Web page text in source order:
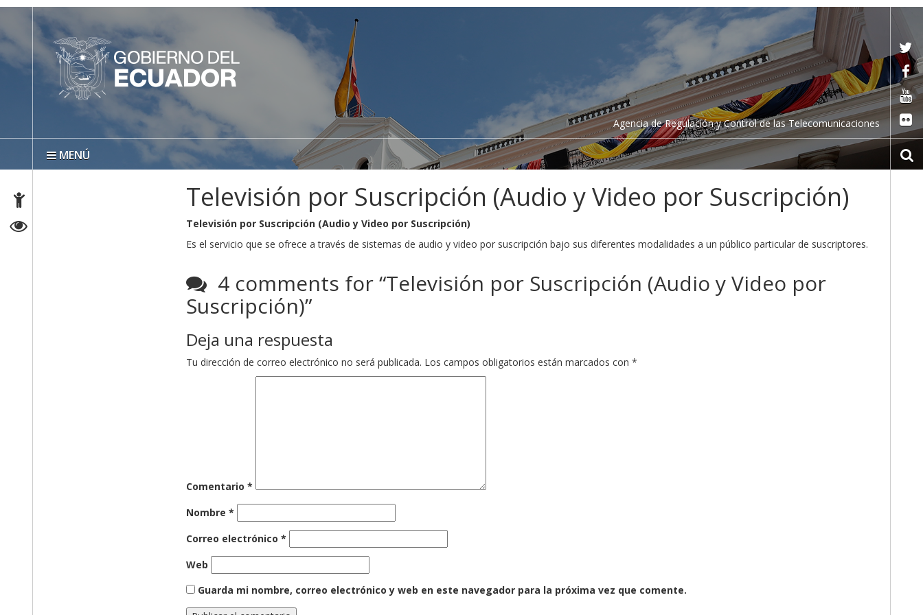
Agencia de Regulación y Control de las Telecomunicaciones
MENÚ
Televisión por Suscripción (Audio y Video por Suscripción)
Televisión por Suscripción (Audio y Video por Suscripción)
Es el servicio que se ofrece a través de sistemas de audio y video por suscripción bajo sus diferentes modalidades a un público particular de suscriptores.
4 comments for “Televisión por Suscripción (Audio y Video por
Suscripción)”
Deja una respuesta
Tu dirección de correo electrónico no será publicada. Los campos obligatorios están marcados con*
Comentario*
Nombre*
Correo electrónico*
Web
Guarda mi nombre, correo electrónico y web en este navegador para la próxima vez que comente.